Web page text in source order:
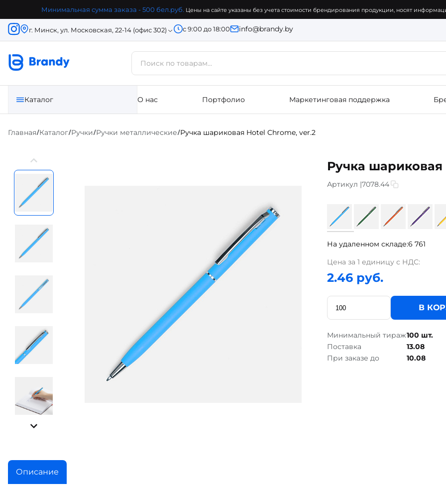
Минимальная сумма заказа - 500 бел.руб. Цены на сайте указаны без учета стоимости брендирования продукции, носят
г. Минск, ул. Московская, 22-14 (офис 302) с 9:00 до 18:00 info@brandy.by
Каталог О нас Портфолио Маркетинговая поддержка
Главная/Каталог/Ручки/Ручки металлические/Ручка шариковая Hotel Chrome, ver.2
Ручка шариковая
Артикул |7078.44
На удаленном складе:6 761
Цена за 1 единицу с НДС:
2.46 руб.
В
Минимальный тираж100 шт.
Поставка
13.08
При заказе до
10.08
Описание